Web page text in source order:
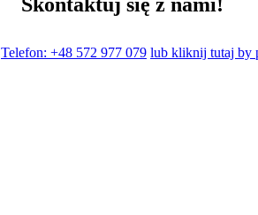
Telefon: +48 572 977 079 lub kliknij tutaj by